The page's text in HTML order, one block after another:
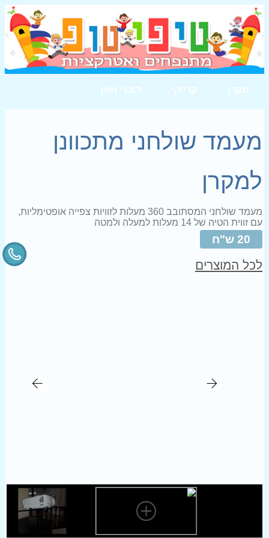
מקרן קריוקי דוכני מזון
מעמד שולחני מתכוונן
למקרן
מעמד שולחני המסתובב 360 מעלות לזוויות צפייה אופטימליות,
עם זווית הטיה של 14 מעלות למעלה ולמטה
20 ש"ח
לכל המוצרים